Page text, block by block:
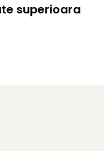
superioara